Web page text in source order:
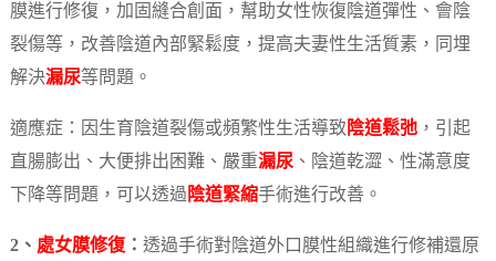
膜進行修復，加固縫合創面，幫助女性恢復陰道彈性、會陰
裂傷等，改善陰道內部緊鬆度，提高夫妻性生活質素，同埋
解決漏尿等問題。
適應症：因生育陰道裂傷或頻繁性生活導致 陰道鬆弛，引起
直腸膨出、大便排出困難、嚴重漏尿、陰道乾澀、性滿意度
下降等問題，可以透過 陰道緊縮手術進行改善。
2、 處女膜修復： 透過手術對陰道外口膜性組織進行修補還原